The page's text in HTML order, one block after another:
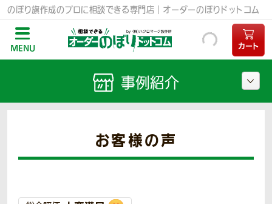
のぼり旗作成のプロに相談できる専門店｜オーダーのぼりドットコム
MENU カート
お客様の声
事例紹介